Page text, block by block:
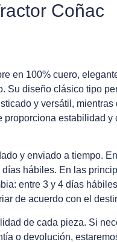
Coñac
en 100% cuero,
Su diseño clásico tipo
y versátil, mientras
proporciona estabilidad y
y enviado a tiempo.
hábiles. En las
entre 3 y 4 días
de acuerdo con el
de cada pieza. Si
o devolución,